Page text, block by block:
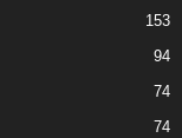
153
94
74
74